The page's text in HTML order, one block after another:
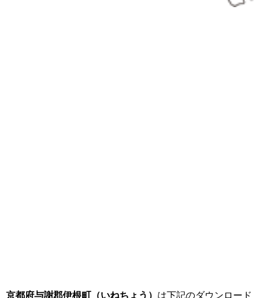
京都府与謝郡伊根町（いねちょう） は下記のダウンロード